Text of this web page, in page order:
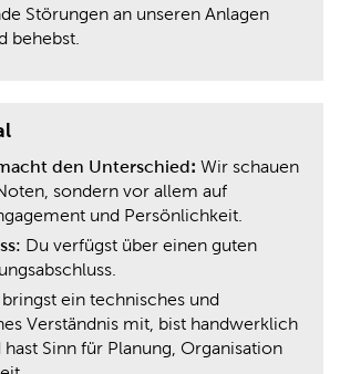
Störungen an unseren Anlagen
behebst.
den Unterschied: Wir schauen
sondern vor allem auf
und Persönlichkeit.
Du verfügst über einen guten
bringst ein technisches und
Verständnis mit, bist handwerklich
Sinn für Planung, Organisation